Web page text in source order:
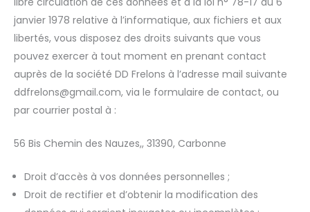
janvier 1978 relative à l’informatique, aux fichiers et aux
libertés, vous disposez des droits suivants que vous
pouvez exercer à tout moment en prenant contact
auprès de la société DD Frelons à l’adresse mail suivante
ddfrelons@gmail.com, via le formulaire de contact, ou
par courrier postal à :
56 Bis Chemin des Nauzes,, 31390, Carbonne
Droit d’accès à vos données personnelles ;
Droit de rectifier et d’obtenir la modification des